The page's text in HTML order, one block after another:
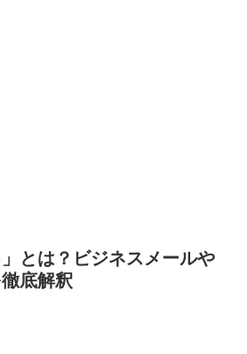
」とは？ビジネスメールや
底解釈